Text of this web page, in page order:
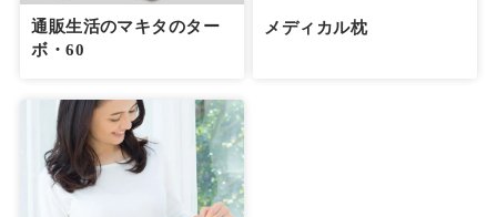
通販生活のマキタのター
ボ・60
メディカル枕